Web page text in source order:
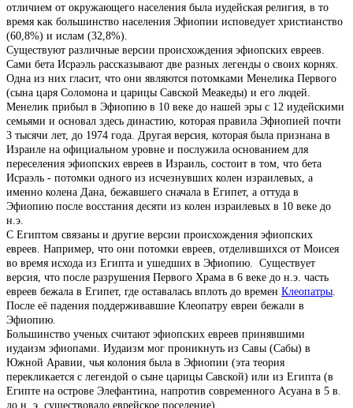
отличием от окружающего населения была иудейская религия, в то
время как большинство населения Эфиопии исповедует христианство
(60,8%) и ислам (32,8%).
Существуют различные версии происхождения эфиопских евреев.
Сами бета Исраэль рассказывают две разных легенды о своих корнях.
Одна из них гласит, что они являются потомками Менелика Первого
(сына царя Соломона и царицы Савской Меакеды) и его людей.
Менелик прибыл в Эфиопию в 10 веке до нашей эры с 12 иудейскими
семьями и основал здесь династию, которая правила Эфиопией почти
3 тысячи лет, до 1974 года. Другая версия, которая была признана в
Израиле на официальном уровне и послужила основанием для
переселения эфиопских евреев в Израиль, состоит в том, что бета
Исраэль - потомки одного из исчезнувших колен израилевых, а
именно колена Дана, бежавшего сначала в Египет, а оттуда в
Эфиопию после восстания десяти из колен израилевых в 10 веке до
н.э.
С Египтом связаны и другие версии происхождения эфиопских
евреев. Например, что они потомки евреев, отделившихся от Моисея
во время исхода из Египта и ушедших в Эфиопию. Существует
версия, что после разрушения Первого Храма в 6 веке до н.э. часть
евреев бежала в Египет, где оставалась вплоть до времен Клеопатры
После её падения поддерживавшие Клеопатру евреи бежали в
Эфиопию.
Большинство ученых считают эфиопских евреев принявшими
иудаизм эфиопами. Иудаизм мог проникнуть из Савы (Сабы) в
Южной Аравии, чья колония была в Эфиопии (эта теория
перекликается с легендой о сыне царицы Савской) или из Египта (в
Египте на острове Элефантина, напротив современного Асуана в 5 в.
до н. э. существовало еврейское поселение).